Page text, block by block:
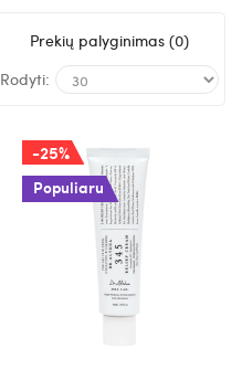
Prekių palyginimas (0)
Rodyti:
-25%
Populiaru